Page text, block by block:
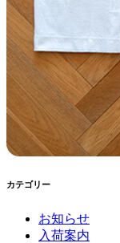
カテゴリー
お知らせ
入荷案内